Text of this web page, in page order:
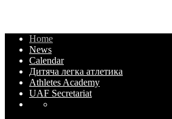
Home
News
Calendar
Дитяча легка атлетика
Athletes Academy
UAF Secretariat